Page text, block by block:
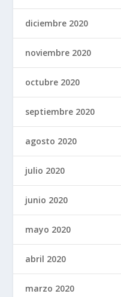
diciembre 2020
noviembre 2020
octubre 2020
septiembre 2020
agosto 2020
julio 2020
junio 2020
mayo 2020
abril 2020
marzo 2020